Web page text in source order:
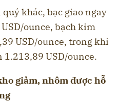
khác, bạc giao ngay
ounce, bạch kim
USD/ounce, trong khi
USD/ounce.
giảm, nhôm được hỗ